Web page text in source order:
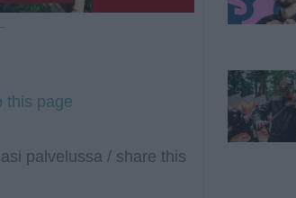
this page
palvelussa / share this